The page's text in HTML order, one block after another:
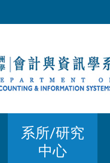
系所/研究
中心